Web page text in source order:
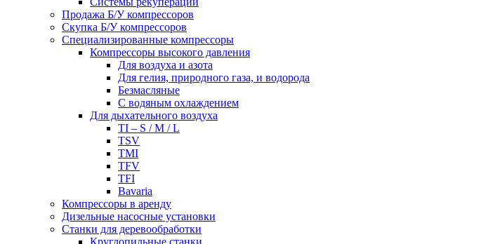
Продажа Б/У компрессоров
Скупка Б/У компрессоров
Специализированные компрессоры
Компрессоры высокого давления
Для воздуха и азота
Для гелия, природного газа, и водорода
Безмасляные
С водяным охлаждением
Для дыхательного воздуха
TI – S / M / L
TSV
TMI
TFV
TFI
Bavaria
Компрессоры в аренду
Дизельные насосные установки
Станки для деревообработки
Круглопильные станки